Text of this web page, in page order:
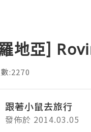
地亞]
:2270
跟著小鼠去旅行
發佈於 2014.03.05